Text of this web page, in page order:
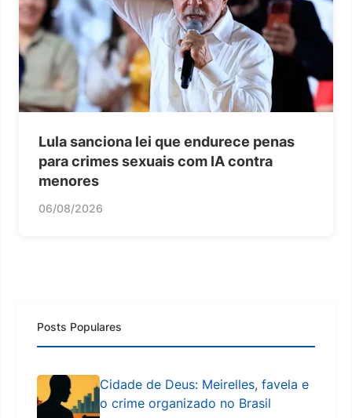
Lula sanciona lei que endurece penas
para crimes sexuais com IA contra
menores
06/08/2026
Posts Populares
Cidade de Deus: Meirelles, favela e
o crime organizado no Brasil